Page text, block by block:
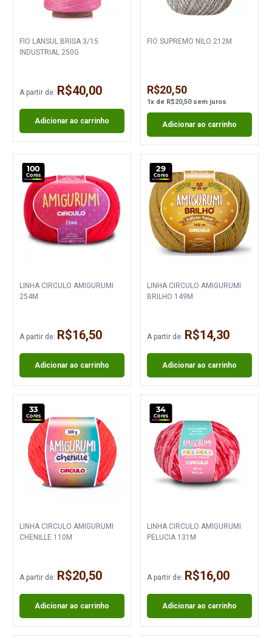
FIO LANSUL BRISA 3/15
INDUSTRIAL 250G
A partir de: R$40,00
Adicionar ao carrinho
FIO SUPREMO NILO 212M
R$20,50
1xde R$20,50sem juros
Adicionar ao carrinho
100
Cores
LINHA CIRCULO AMIGURUMI
254M
A partir de: R$16,50
Adicionar ao carrinho
29
Cores
LINHA CIRCULO AMIGURUMI
BRILHO 149M
A partir de: R$14,30
Adicionar ao carrinho
33
Cores
LINHA CIRCULO AMIGURUMI
CHENILLE 110M
A partir de: R$20,50
Adicionar ao carrinho
34
Cores
LINHA CIRCULO AMIGURUMI
PELUCIA 131M
A partir de: R$16,00
Adicionar ao carrinho